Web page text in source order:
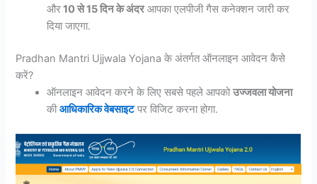
और10 से 15 दिन के अंदरआपका एलपीजी गैस कनेक्शन जारी कर
दिया जाएगा.
Pradhan Mantri Ujjwala Yojana के अंतर्गत ऑनलाइन आवेदन कैसे
करें?
ऑनलाइन आवेदन करने के लिए सबसे पहले आपकोउज्जवला योजना
कीआधिकारिक वेबसाइटपर विजिट करना होगा.